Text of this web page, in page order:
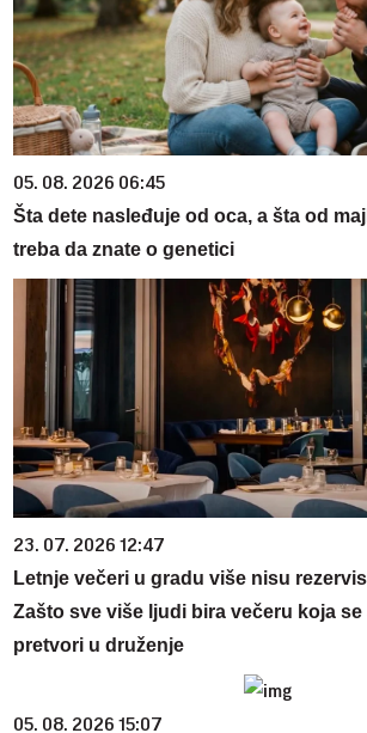
05. 08. 2026 06:45
Šta dete nasleđuje od oca, a šta od
treba da znate o genetici
23. 07. 2026 12:47
Letnje večeri u gradu više nisu
Zašto sve više ljudi bira večeru koja
pretvori u druženje
05. 08. 2026 15:07